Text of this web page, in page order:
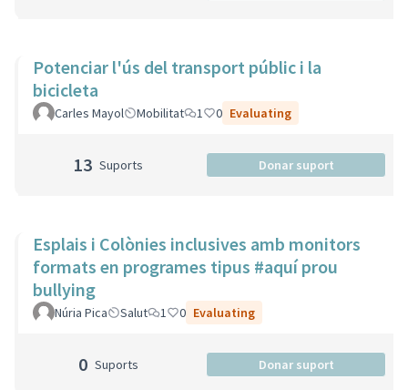
Potenciar l'ús del transport públic i la
bicicleta
Carles Mayol Mobilitat 1 0 Evaluating
13 Suports Donar suport
Esplais i Colònies inclusives amb monitors
formats en programes tipus #aquí prou
bullying
Núria Pica Salut 1 0 Evaluating
0 Suports Donar suport